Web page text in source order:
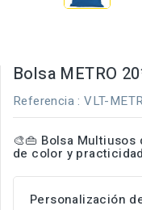
Bolsa METRO
Referencia : VLT-
🎨👜 Bolsa Multiusos
de color y
Personalización